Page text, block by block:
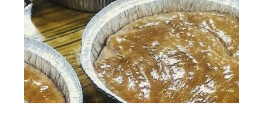
歡迎來部落
旅遊資訊
部落美食
原民文創